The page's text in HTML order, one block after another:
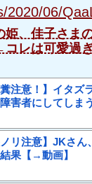
2020/06/
姫、佳子さま
レは可愛過
糞注意！】イタズ
害者にしてしま
ノリ注意】JKさ
果【→動画】